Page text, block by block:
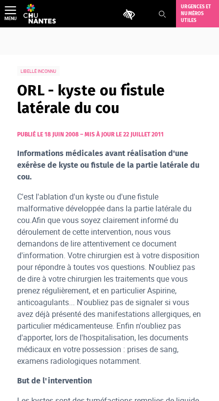
Aller
au
contenu
Outils d'accessibilité
URGENCES ET
NUMÉROS
UTILES
MENU
LIBELLÉ INCONNU
ORL - kyste ou fistule
latérale du cou
PUBLIÉ LE 18 JUIN 2008 – MIS À JOUR LE 22 JUILLET 2011
Informations médicales avant réalisation d'une
exérèse de kyste ou fistule de la partie latérale du
cou.
C'est l'ablation d'un kyste ou d'une fistule
malformative développée dans la partie latérale du
cou.Afin que vous soyez clairement informé du
déroulement de cette intervention, nous vous
demandons de lire attentivement ce document
d'information. Votre chirurgien est à votre disposition
pour répondre à toutes vos questions. N'oubliez pas
de dire à votre chirurgien les traitements que vous
prenez régulièrement, et en particulier Aspirine,
anticoagulants... N'oubliez pas de signaler si vous
avez déjà présenté des manifestations allergiques, en
particulier médicamenteuse. Enfin n'oubliez pas
d'apporter, lors de l'hospitalisation, les documents
médicaux en votre possession : prises de sang,
examens radiologiques notamment.
But de l'intervention